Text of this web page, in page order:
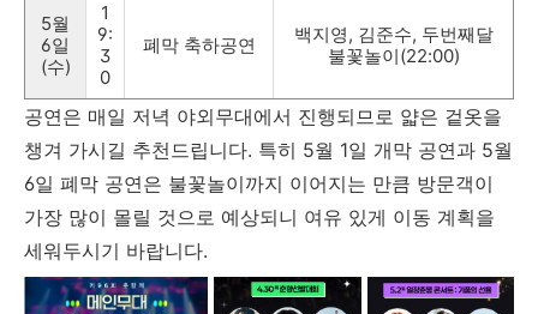
5월
6일
(수)
1
9:
3
0
폐막 축하공연
백지영, 김준수, 두번째달
불꽃놀이(22:00)
공연은 매일 저녁 야외무대에서 진행되므로 얇은 겉옷을
챙겨 가시길 추천드립니다. 특히 5월 1일 개막 공연과 5월
6일 폐막 공연은 불꽃놀이까지 이어지는 만큼 방문객이
가장 많이 몰릴 것으로 예상되니 여유 있게 이동 계획을
세워두시기 바랍니다.